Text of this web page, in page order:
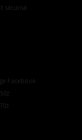
sécurisé
Facebook